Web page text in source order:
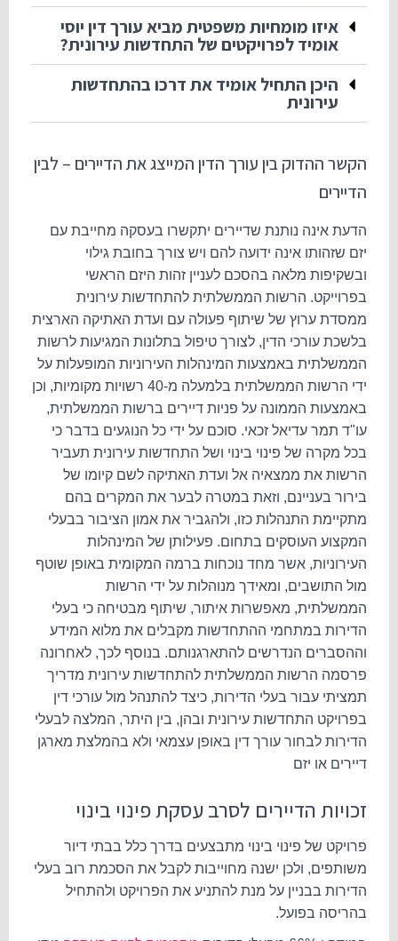
איזו מומחיות משפטית מביא עורך דין יוסי
אומיד לפרויקטים של התחדשות עירונית?​
היכן התחיל אומיד את דרכו בהתחדשות
עירונית
הקשר ההדוק בין עורך הדין המייצג את הדיירים – לבין
הדיירים
הדעת אינה נותנת שדיירים יתקשרו בעסקה מחייבת עם
יזם שזהותו אינה ידועה להם ויש צורך בחובת גילוי
ובשקיפות מלאה בהסכם לעניין זהות היזם הראשי
בפרוייקט. הרשות הממשלתית להתחדשות עירונית
ממסדת ערוץ של שיתוף פעולה עם ועדת האתיקה הארצית
בלשכת עורכי הדין, לצורך טיפול בתלונות המגיעות לרשות
הממשלתית באמצעות המינהלות העירוניות המופעלות על
ידי הרשות הממשלתית בלמעלה מ-40 רשויות מקומיות, וכן
באמצעות הממונה על פניות דיירים ברשות הממשלתית,
עו"ד תמר עדיאל זכאי. סוכם על ידי כל הנוגעים בדבר כי
בכל מקרה של פינוי בינוי ושל התחדשות עירונית תעביר
הרשות את ממצאיה אל ועדת האתיקה לשם קיומו של
בירור בעניינם, וזאת במטרה לבער את המקרים בהם
מתקיימת התנהלות כזו, ולהגביר את אמון הציבור בבעלי
המקצוע העוסקים בתחום. פעילותן של המינהלות
העירוניות, אשר מחד נוכחות ברמה המקומית באופן שוטף
מול התושבים, ומאידך מנוהלות על ידי הרשות
הממשלתית, מאפשרות איתור, שיתוף מבטיחה כי בעלי
הדירות במתחמי ההתחדשות מקבלים את מלוא המידע
וההסברים הנדרשים להתארגנותם. בנוסף לכך, לאחרונה
פרסמה הרשות הממשלתית להתחדשות עירונית מדריך
תמציתי עבור בעלי הדירות, כיצד להתנהל מול עורכי דין
בפרויקט התחדשות עירונית ובהן, בין היתר, המלצה לבעלי
הדירות לבחור עורך דין באופן עצמאי ולא בהמלצת מארגן
דיירים או יזם
זכויות הדיירים לסרבעסקתפינוי בינוי
פרויקט של פינוי בינוי מתבצעים בדרך כלל בבתי דיור
משותפים, ולכן ישנה מחוייבות לקבל את הסכמת רוב בעלי
הדירות בבניין על מנת להתניע את הפרויקט ולהתחיל
בהריסה בפועל.